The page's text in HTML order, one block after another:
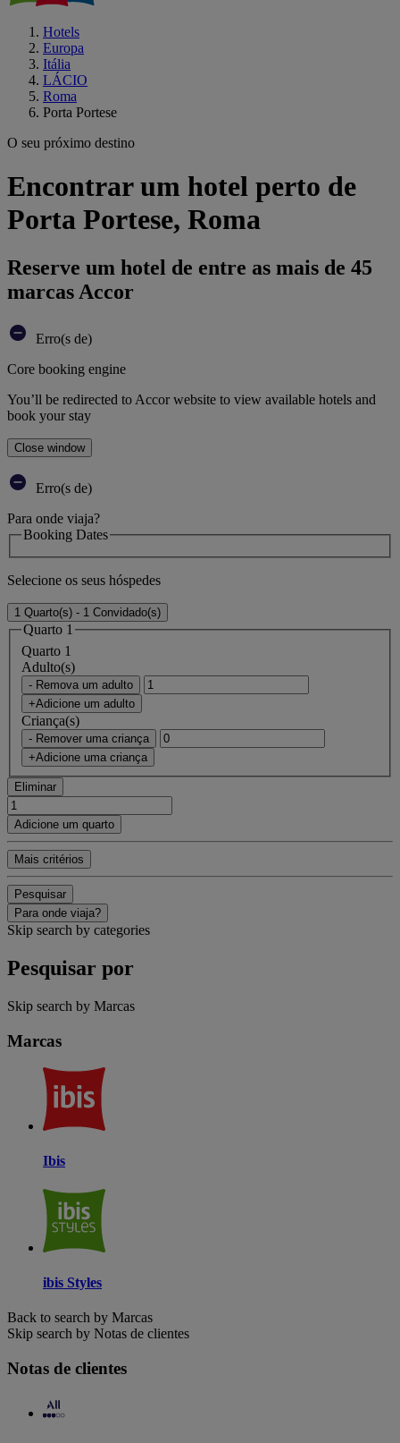
Hotels
Europa
Itália
LÁCIO
Roma
Porta Portese
O seu próximo destino
Encontrar um hotel perto de
Porta Portese, Roma
Reserve um hotel de entre as mais de 45
marcas Accor
Erro(s de)
Core booking engine
You’ll be redirected to Accor website to view available hotels and
book your stay
Close window
Erro(s de)
Para onde viaja?
Booking Dates
Selecione os seus hóspedes
1 Quarto(s) - 1 Convidado(s)
Quarto 1
Quarto 1
Adulto(s)
- Remova um adulto
+Adicione um adulto
Criança(s)
- Remover uma criança
+Adicione uma criança
Eliminar
Adicione um quarto
Mais critérios
Pesquisar
Para onde viaja?
Skip search by categories
Pesquisar por
Skip search by Marcas
Marcas
Ibis
ibis Styles
Back to search by Marcas
Skip search by Notas de clientes
Notas de clientes